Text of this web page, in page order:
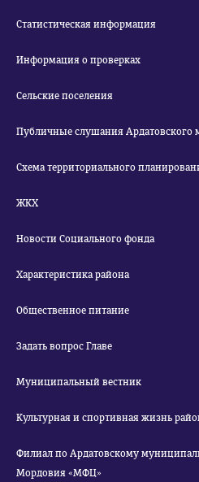
Статистическая информация
Информация о проверках
Сельские поселения
Публичные слушания Ардатовского
Схема территориального
ЖКХ
Новости Социального фонда
Характеристика района
Общественное питание
Задать вопрос Главе
Муниципальный вестник
Культурная и спортивная жизнь
Филиал по Ардатовскому
Мордовия «МФЦ»